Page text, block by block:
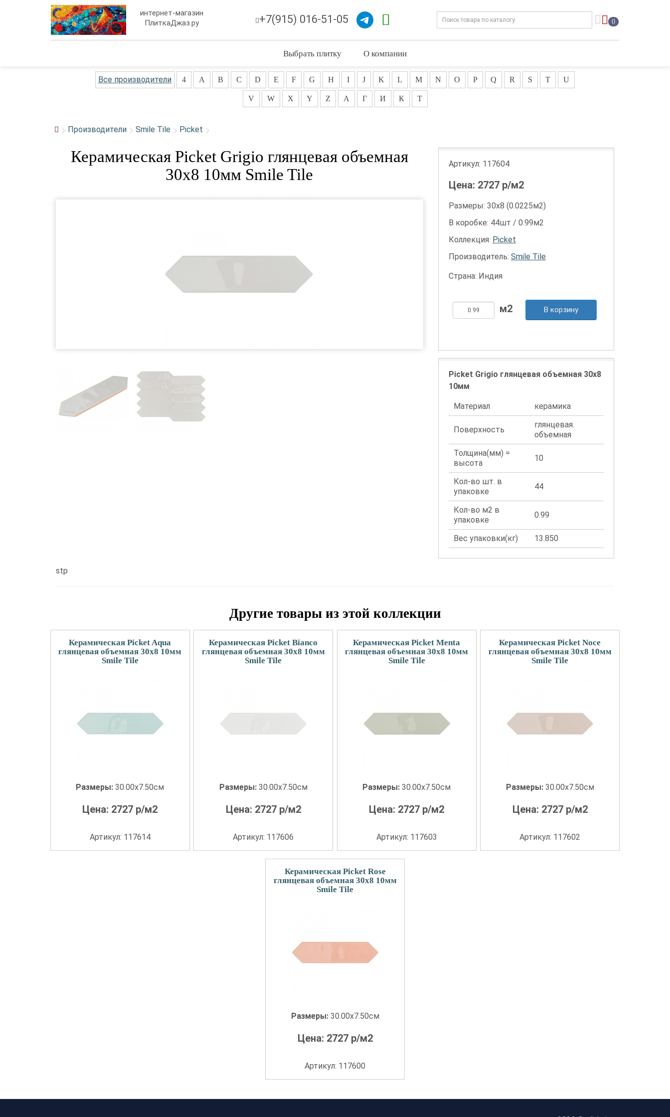
интернет-магазин
ПлиткаДжаз.ру
+7(915) 016-51-05 0
Выбрать плитку О компании
Все производители 4 A B C D E F G H I J K L M N O P Q R S T U
V W X Y Z А Г И К Т
Производители Smile Tile Picket
Керамическая Picket Grigio глянцевая объемная
30x8 10мм Smile Tile
Артикул: 117604
Цена: 2727р/м2
Размеры: 30х8 (0.0225м2)
В коробке: 44шт / 0.99м2
Коллекция: Picket
Производитель: Smile Tile
Страна: Индия
В корзину
Picket Grigio глянцевая объемная 30x8
10мм
Материал керамика
Поверхность
глянцевая.
объемная
Толщина(мм) =
высота
10
Кол-во шт. в
упаковке
44
Кол-во м2 в
упаковке
0.99
Вес упаковки(кг) 13.850
stp
Другие товары из этой коллекции
Керамическая Picket Aqua
глянцевая объемная 30x8 10мм
Smile Tile
Размеры:30.00x7.50см
Цена: 2727 р/м2
Артикул: 117614
Керамическая Picket Bianco
глянцевая объемная 30x8 10мм
Smile Tile
Размеры: 30.00x7.50см
Цена: 2727р/м2
Артикул: 117606
Керамическая Picket Menta
глянцевая объемная 30x8 10мм
Smile Tile
Размеры:30.00x7.50см
Цена: 2727 р/м2
Артикул: 117603
Керамическая Picket Noce
глянцевая объемная 30x8 10мм
Smile Tile
Размеры: 30.00x7.50см
Цена: 2727р/м2
Артикул: 117602
Керамическая Picket Rose
глянцевая объемная 30x8 10мм
Smile Tile
Размеры: 30.00x7.50см
Цена: 2727р/м2
Артикул: 117600